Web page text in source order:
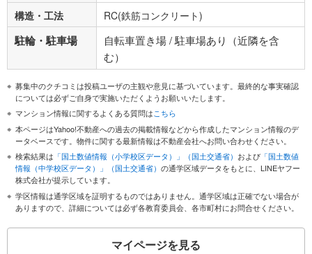
構造・工法
RC(鉄筋コンクリート)
駐輪・駐車場
自転車置き場 / 駐車場あり（近隣を含
む）
募集中のクチコミは投稿ユーザの主観や意見に基づいています。最終的な事実確認
については必ずご自身で実施いただくようお願いいたします。
マンション情報に関するよくある質問はこちら
本ページはYahoo!不動産への過去の掲載情報などから作成したマンション情報のデ
ータベースです。物件に関する最新情報は不動産会社へお問い合わせください。
検索結果は 「国土数値情報（小学校区データ）」（国土交通省） および 「国土数値
情報（中学校区データ）」（国土交通省） の通学区域データをもとに、LINEヤフー
株式会社が提示しています。
学区情報は通学区域を証明するものではありません。通学区域は正確でない場合が
ありますので、詳細については必ず各教育委員会、各市町村にお問合せください。
マイページを見る